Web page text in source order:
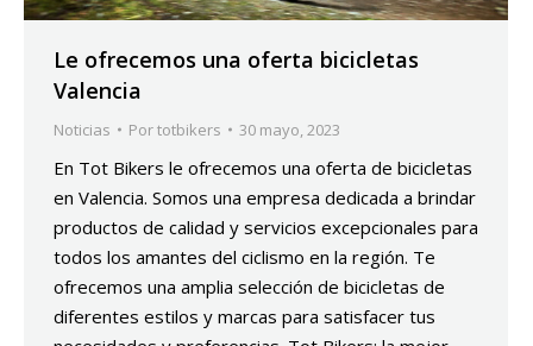
Le ofrecemos una oferta bicicletas
Valencia
Noticias Portotbikers 30 mayo, 2023
En Tot Bikers le ofrecemos una oferta de bicicletas
en Valencia. Somos una empresa dedicada a brindar
productos de calidad y servicios excepcionales para
todos los amantes del ciclismo en la región. Te
ofrecemos una amplia selección de bicicletas de
diferentes estilos y marcas para satisfacer tus